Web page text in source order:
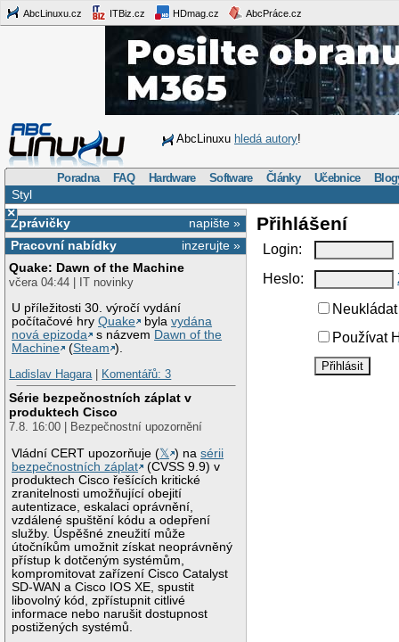
AbcLinuxu.cz ITBiz.cz HDmag.cz AbcPráce.cz
AbcLinuxu hledá autory!
Poradna FAQ Hardware Software Články Učebnice
Styl
×
napište »
Zprávičky
inzerujte »
Pracovní nabídky
Quake: Dawn of the Machine
včera 04:44 | IT novinky
U příležitosti 30. výročí vydání
počítačové hryQuake bylavydána
nová epizoda
s názvem Dawn of the
Machine
(Steam ).
Ladislav Hagara| Komentářů: 3
Série bezpečnostních záplat v
produktech Cisco
7.8. 16:00 | Bezpečnostní upozornění
Vládní CERT upozorňuje (𝕏 ) nasérii
bezpečnostních záplat
(CVSS 9.9) v
produktech Cisco řešících kritické
zranitelnosti umožňující obejití
autentizace, eskalaci oprávnění,
vzdálené spuštění kódu a odepření
služby. Úspěšné zneužití může
útočníkům umožnit získat neoprávněný
přístup k dotčeným systémům,
kompromitovat zařízení Cisco Catalyst
SD-WAN a Cisco IOS XE, spustit
libovolný kód, zpřístupnit citlivé
informace nebo narušit dostupnost
postižených systémů.
Přihlášení
Login:
Heslo:
Používat